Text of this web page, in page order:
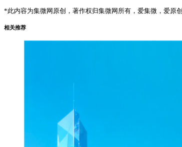
*此内容为集微网原创，著作权归集微网所有，爱集微，爱原创
相关推荐